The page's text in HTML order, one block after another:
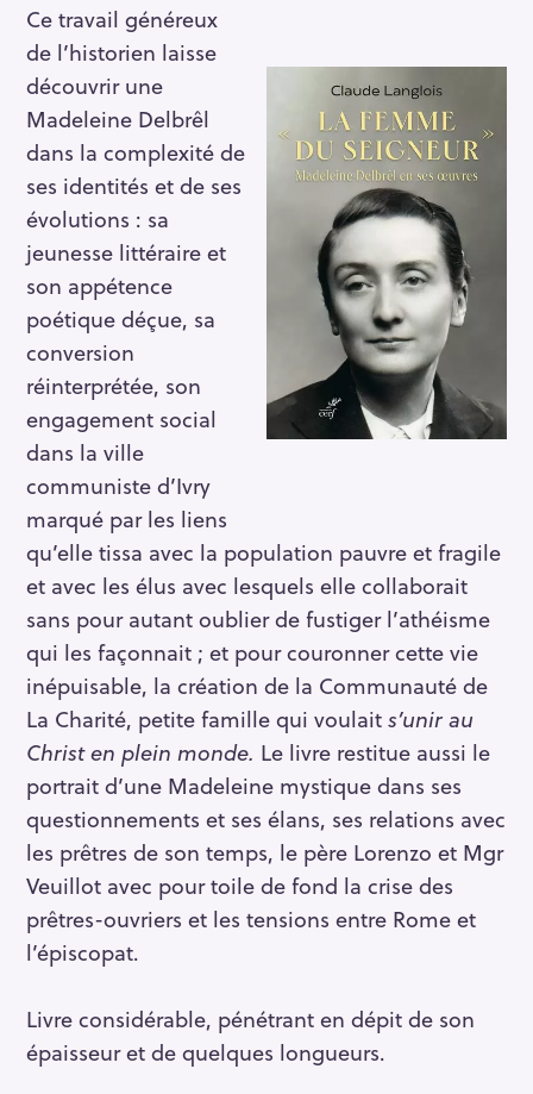
Ce travail généreux
de l’historien laisse
découvrir une
Madeleine Delbrêl
dans la complexité de
ses identités et de ses
évolutions : sa
jeunesse littéraire et
son appétence
poétique déçue, sa
conversion
réinterprétée, son
engagement social
dans la ville
communiste d’Ivry
marqué par les liens
qu’elle tissa avec la population pauvre et fragile
et avec les élus avec lesquels elle collaborait
sans pour autant oublier de fustiger l’athéisme
qui les façonnait ; et pour couronner cette vie
inépuisable, la création de la Communauté de
La Charité, petite famille qui voulaits’unir au
Christ en plein monde. Le livre restitue aussi le
portrait d’une Madeleine mystique dans ses
questionnements et ses élans, ses relations avec
les prêtres de son temps, le père Lorenzo et Mgr
Veuillot avec pour toile de fond la crise des
prêtres-ouvriers et les tensions entre Rome et
l’épiscopat.
Livre considérable, pénétrant en dépit de son
épaisseur et de quelques longueurs.